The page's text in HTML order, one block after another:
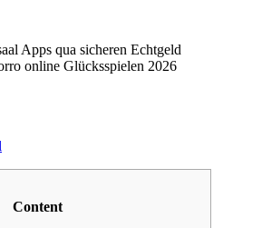
Apps qua sicheren Echtgeld
online Glücksspielen 2026
Content